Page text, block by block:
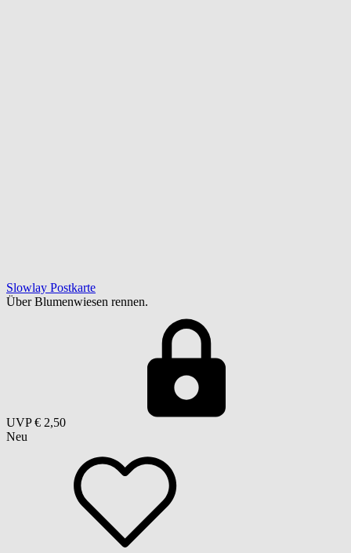
Slowlay Postkarte
Über Blumenwiesen rennen.
UVP € 2,50
Neu